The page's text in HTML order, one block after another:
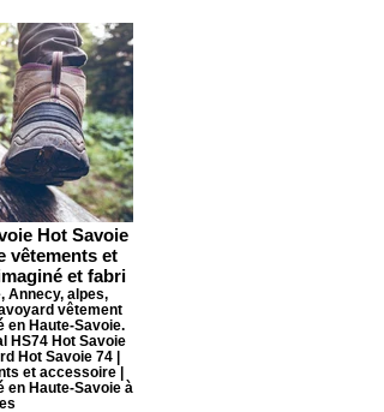
Hot Savoie
vêtements et
et fabri
Annecy, alpes,
vêtement
en Haute-Savoie.
HS74 Hot Savoie
Hot Savoie 74 |
et accessoire |
en Haute-Savoie à